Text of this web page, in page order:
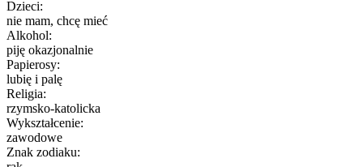
Dzieci:
nie mam, chcę mieć
Alkohol:
piję okazjonalnie
Papierosy:
lubię i palę
Religia:
rzymsko-katolicka
Wykształcenie:
zawodowe
Znak zodiaku: